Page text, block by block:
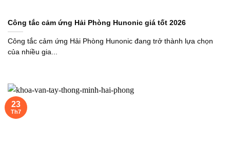
Công tắc cảm ứng Hải Phòng Hunonic giá tốt 2026
Công tắc cảm ứng Hải Phòng Hunonic đang trở thành lựa chọn
của nhiều gia...
23
Th7